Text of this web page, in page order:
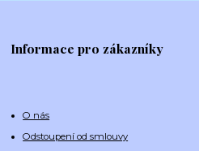
Informace pro zákazníky
O nás
Odstoupení od smlouvy